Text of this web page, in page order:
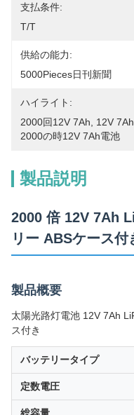
支払条件:
T/T
供給の能力:
5000Pieces日刊新聞
ハイライト:
2000回12V 7Ah
12V
2000の時12V 7Ah電池
製品説明
2000 倍 12V 7Ah
リー ABSケース付
製品概要
太陽光路灯電池 12V 7Ah
ス付き
バッテリータイプ
定数電圧